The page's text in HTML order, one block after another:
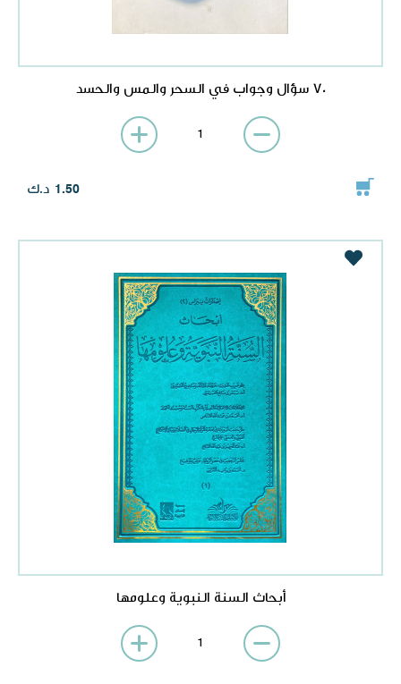
70 سؤال وجواب في السحر والمس والحسد
1.50 د.ك
أبحاث السنة النبوية وعلومها